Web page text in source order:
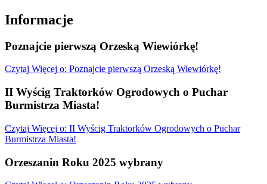
Informacje
Poznajcie pierwszą Orzeską Wiewiórkę!
Czytaj Więcej o: Poznajcie pierwszą Orzeską Wiewiórkę!
II Wyścig Traktorków Ogrodowych o Puchar
Burmistrza Miasta!
Czytaj Więcej o: II Wyścig Traktorków Ogrodowych o Puchar
Burmistrza Miasta!
Orzeszanin Roku 2025 wybrany